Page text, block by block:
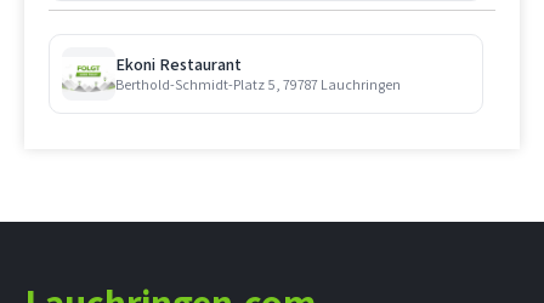
Ekoni Restaurant
Berthold-Schmidt-Platz 5, 79787 Lauchringen